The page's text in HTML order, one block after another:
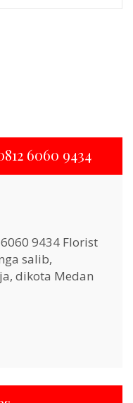
6060 9434
9434 Florist
salib,
dikota Medan